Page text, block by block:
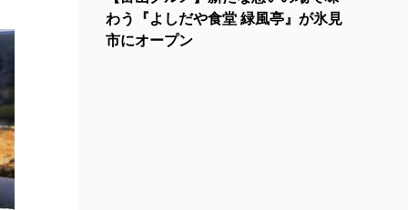
わう『よしだや食堂 緑風亭』が氷見
市にオープン